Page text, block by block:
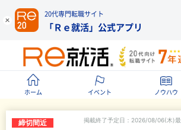
20代専門転職サイト
「Ｒｅ就活」公式アプリ
ホーム イベント ノウハウ
締切間近 掲載終了予定日
2026/08/06(木)